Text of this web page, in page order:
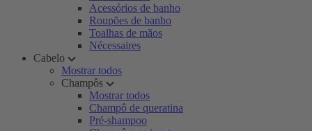
Acessórios de banho
Roupões de banho
Toalhas de mãos
Nécessaires
Cabelo
Mostrar todos
Champôs
Mostrar todos
Champô de queratina
Pré-shampoo